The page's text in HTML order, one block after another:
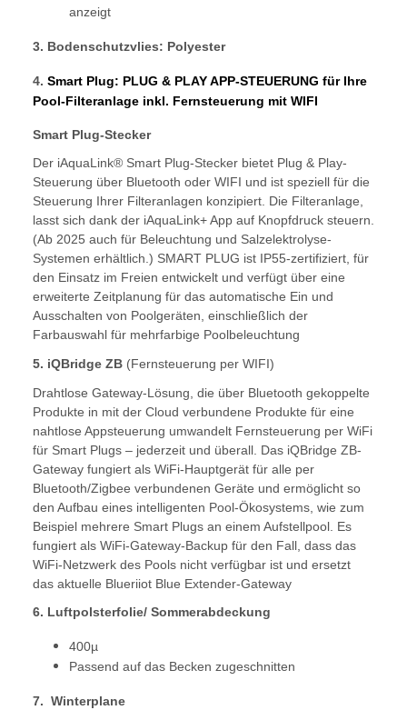
anzeigt
3. Bodenschutzvlies: Polyester
4. Smart Plug: PLUG & PLAY APP-STEUERUNG für Ihre
Pool-Filteranlage inkl. Fernsteuerung mit WIFI
Smart Plug-Stecker
Der iAquaLink® Smart Plug-Stecker bietet Plug & Play-
Steuerung über Bluetooth oder WIFI und ist speziell für die
Steuerung Ihrer Filteranlagen konzipiert. Die Filteranlage,
lasst sich dank der iAquaLink+ App auf Knopfdruck steuern.
(Ab 2025 auch für Beleuchtung und Salzelektrolyse-
Systemen erhältlich.) SMART PLUG ist IP55-zertifiziert, für
den Einsatz im Freien entwickelt und verfügt über eine
erweiterte Zeitplanung für das automatische Ein und
Ausschalten von Poolgeräten, einschließlich der
Farbauswahl für mehrfarbige Poolbeleuchtung
5. iQBridge ZB (Fernsteuerung per WIFI)
Drahtlose Gateway-Lösung, die über Bluetooth gekoppelte
Produkte in mit der Cloud verbundene Produkte für eine
nahtlose Appsteuerung umwandelt Fernsteuerung per WiFi
für Smart Plugs – jederzeit und überall. Das iQBridge ZB-
Gateway fungiert als WiFi-Hauptgerät für alle per
Bluetooth/Zigbee verbundenen Geräte und ermöglicht so
den Aufbau eines intelligenten Pool-Ökosystems, wie zum
Beispiel mehrere Smart Plugs an einem Aufstellpool. Es
fungiert als WiFi-Gateway-Backup für den Fall, dass das
WiFi-Netzwerk des Pools nicht verfügbar ist und ersetzt
das aktuelle Blueriiot Blue Extender-Gateway
6. Luftpolsterfolie/ Sommerabdeckung
400µ
Passend auf das Becken zugeschnitten
7. Winterplane